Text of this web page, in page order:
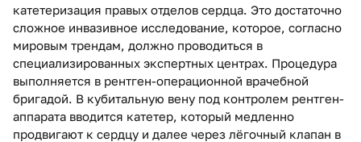
катетеризация правых отделов сердца. Это достаточно
сложное инвазивное исследование, которое, согласно
мировым трендам, должно проводиться в
специализированных экспертных центрах. Процедура
выполняется в рентген-операционной врачебной
бригадой. В кубитальную вену под контролем рентген-
аппарата вводится катетер, который медленно
продвигают к сердцу и далее через лёгочный клапан в